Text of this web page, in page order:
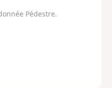
Pédestre.